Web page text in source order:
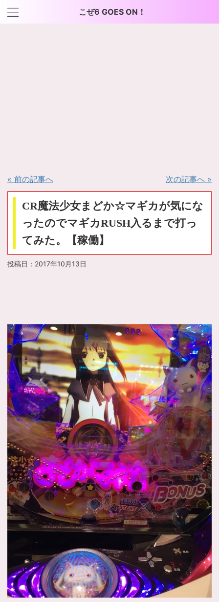
こぜ6 GOES ON！
« 前の記事へ 次の記事へ »
CR魔法少女まどか☆マギカが気にな
ったのでマギカRUSH入るまで打っ
てみた。【稼働】
投稿日： 2017年10月13日